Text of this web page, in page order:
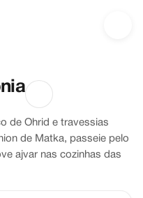
de Ohrid e travessias
de Matka, passeie pelo
ajvar nas cozinhas das